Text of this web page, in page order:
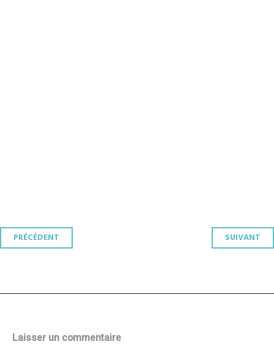
Navigation
PRÉCÉDENT SUIVANT
Laisser un commentaire